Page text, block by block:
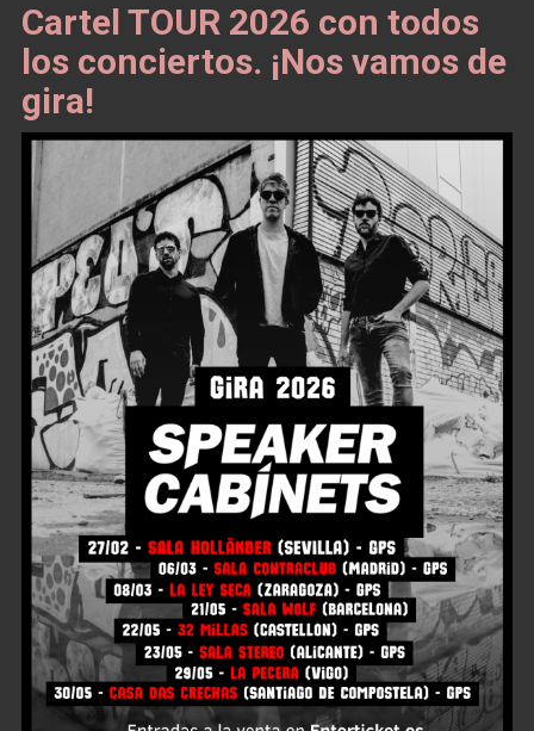
Cartel TOUR 2026 con todos
los conciertos. ¡Nos vamos de
gira!